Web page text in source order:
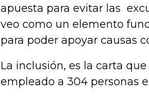
apuesta para evitar las
veo como un elemento
para poder apoyar causas
La inclusión, es la carta
empleado a 304 personas